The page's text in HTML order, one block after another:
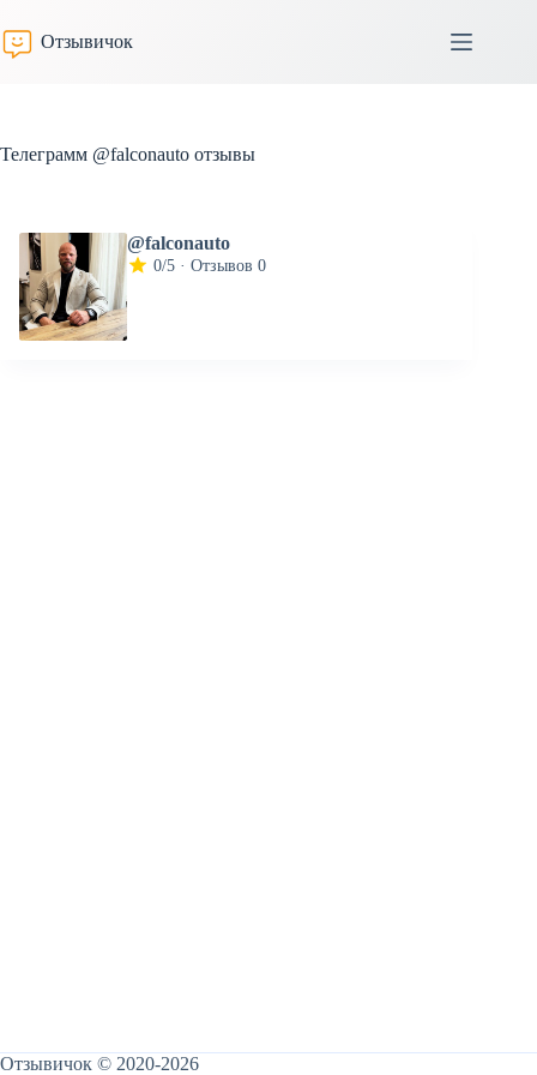
к
сути
Отзывичок
Телеграмм @falconauto отзывы
@falconauto
0/5 · Отзывов 0
Отзывичок © 2020-2026